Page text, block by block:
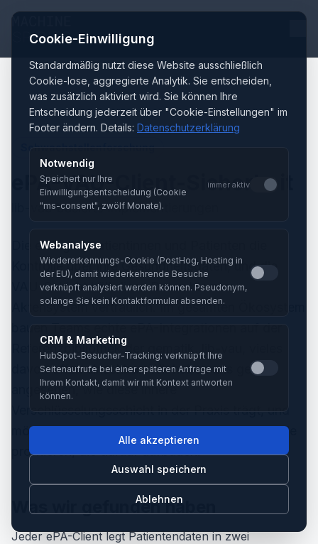
Cookie-Einwilligung
Standardmäßig nutzt diese Website ausschließlich
Cookie-lose, aggregierte Analytik. Sie entscheiden,
was zusätzlich aktiviert wird. Sie können Ihre
Entscheidung jederzeit über "Cookie-Einstellungen" im
Footer ändern. Details: Datenschutzerklärung
Notwendig
Speichert nur Ihre
Einwilligungsentscheidung (Cookie
"ms-consent", zwölf Monate).
immer aktiv
Webanalyse
Wiedererkennungs-Cookie (PostHog, Hosting in
der EU), damit wiederkehrende Besuche
verknüpft analysiert werden können. Pseudonym,
solange Sie kein Kontaktformular absenden.
CRM & Marketing
HubSpot-Besucher-Tracking: verknüpft Ihre
Seitenaufrufe bei einer späteren Anfrage mit
Ihrem Kontakt, damit wir mit Kontext antworten
können.
Alle akzeptieren
Auswahl speichern
Ablehnen
Schwachstellenforschung
ePA-VAU-Client-Sicherheit
lib-vau-basierte Implementierungen
Die ePA gibt Patientinnen und Patienten die
Kontrolle über ihre Gesundheitsdaten, und die
VAU-Schicht hält diese Daten bis zum
Aktensystem vertraulich. Im gesamten Ökosystem
Referenzbibliothek der gematik, lib-vau, vieles
davon offen einsehbar. Wir haben uns genau
angesehen, wie diese innere
möchten teilen, was wir gelernt haben, damit alle
profitieren, die darauf aufbauen.
Was wir gefunden haben
Jeder ePA-Client legt Patientendaten in zwei